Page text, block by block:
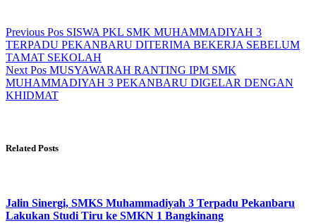
Previous Pos SISWA PKL SMK MUHAMMADIYAH 3
TERPADU PEKANBARU DITERIMA BEKERJA SEBELUM
TAMAT SEKOLAH
NextPos MUSYAWARAH RANTING IPM SMK
MUHAMMADIYAH 3 PEKANBARU DIGELAR DENGAN
KHIDMAT
Related Posts
Jalin Sinergi, SMKS Muhammadiyah 3 Terpadu Pekanbaru
Lakukan Studi Tiru ke SMKN 1 Bangkinang